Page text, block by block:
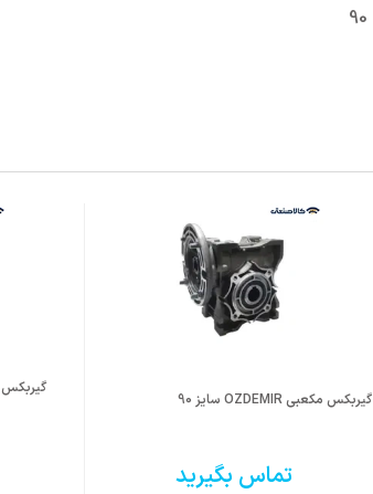
90
گیربکس مکعبی OZDEMIR سایز 90
تماس بگیرید